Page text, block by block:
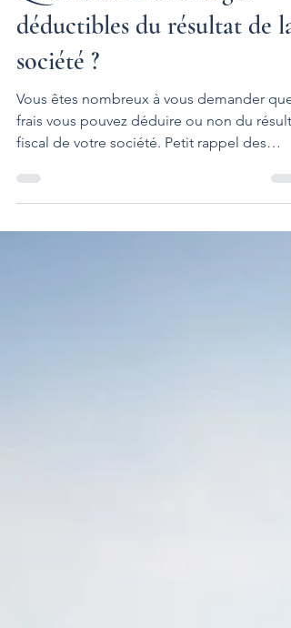
Quelles sont les charges
déductibles du résultat de la
société ?
Vous êtes nombreux à vous demander
frais vous pouvez déduire ou non du
fiscal de votre société. Petit rappel des
règles...